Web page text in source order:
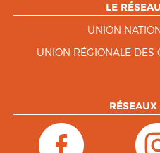
LE
UNION
UNION RÉGIONALE DES